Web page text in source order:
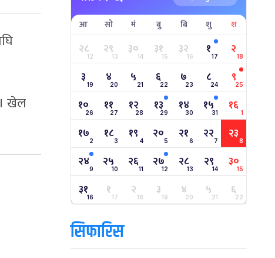
खेल
आ सो मं बु बि शु श
२८12 २९13 ३०14 ३१15 ३२16 १17 २18
३ 19 ४20 ५ 21 ६22 ७23 ८24 ९25
१०26 ११27 १२28 १३29 १४30 १५31 १६ 1
१७2 १८3 १९ 4 २०5 २१6 २२7 २३8
२४9 २५10 २६11 २७12 २८13 २९14 ३०15
३१16 १17 २18 ३19 ४20 ५21 ६22
सिफारिस